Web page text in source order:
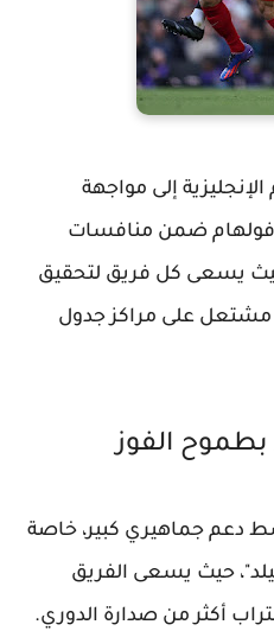
إلى مواجهة
وفولهام ضمن منافسات
يسعى كل فريق لتحقيق
مشتعل على مراكز جدول
بطموح الفوز
دعم جماهيري كبير، خاصة
حيث يسعى الفريق
أكثر من صدارة الدوري.